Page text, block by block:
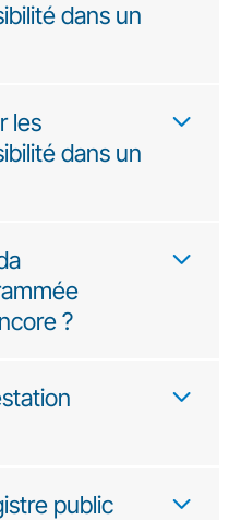
dans un
les
dans un
?
public